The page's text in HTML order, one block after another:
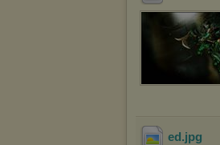
ed .jpg